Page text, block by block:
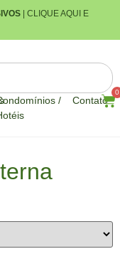
| CLIQUE AQUI E
/
Contato
0